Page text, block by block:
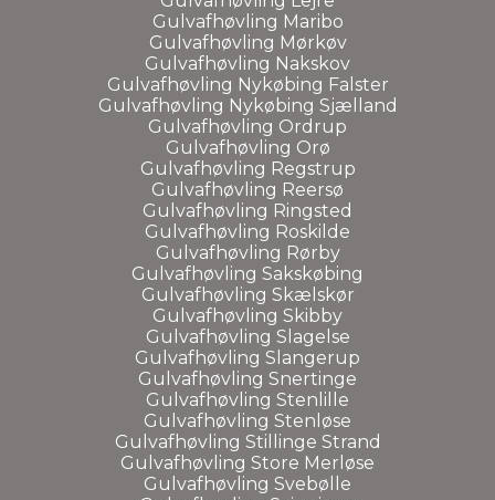
Gulvafhøvling Maribo
Gulvafhøvling Mørkøv
Gulvafhøvling Nakskov
Gulvafhøvling Nykøbing Falster
Gulvafhøvling Nykøbing Sjælland
Gulvafhøvling Ordrup
Gulvafhøvling Orø
Gulvafhøvling Regstrup
Gulvafhøvling Reersø
Gulvafhøvling Ringsted
Gulvafhøvling Roskilde
Gulvafhøvling Rørby
Gulvafhøvling Sakskøbing
Gulvafhøvling Skælskør
Gulvafhøvling Skibby
Gulvafhøvling Slagelse
Gulvafhøvling Slangerup
Gulvafhøvling Snertinge
Gulvafhøvling Stenlille
Gulvafhøvling Stenløse
Gulvafhøvling Stillinge Strand
Gulvafhøvling Store Merløse
Gulvafhøvling Svebølle